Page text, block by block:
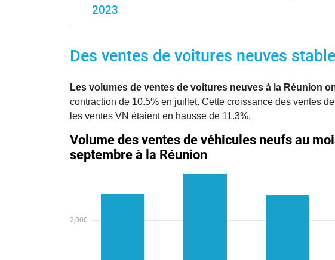
2023
Des ventes de voitures neuves
Les volumes de ventes de voitures neuves à la Réunion
contraction de 10.5% en juillet. Cette croissance des ventes
les ventes VN étaient en hausse de 11.3%.